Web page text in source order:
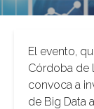
El evento,
Córdoba de
convoca a
de Big Data